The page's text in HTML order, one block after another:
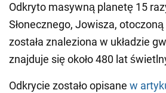
Odkryto masywną planetę 15
Słonecznego, Jowisza,
została znaleziona w układzie
znajduje się około 480 lat
Odkrycie zostało opisane w